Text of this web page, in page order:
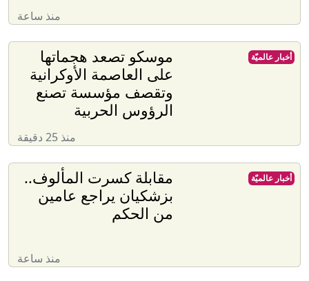
منذ ساعة
موسكو تصعد هجماتها
على العاصمة الأوكرانية
وتقصف مؤسسة تصنع
الرؤوس الحربية
منذ 25 دقيقة
أخبار عالميّة
مقابلة كسرت المألوف..
بزشكيان يراجع عامين
من الحكم
منذ ساعة
أخبار عالميّة